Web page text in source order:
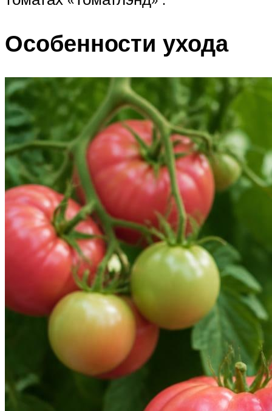
Особенности ухода